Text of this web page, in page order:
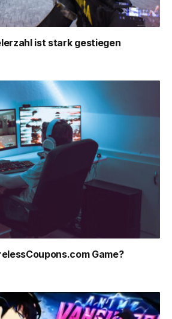
ist stark gestiegen
Game?